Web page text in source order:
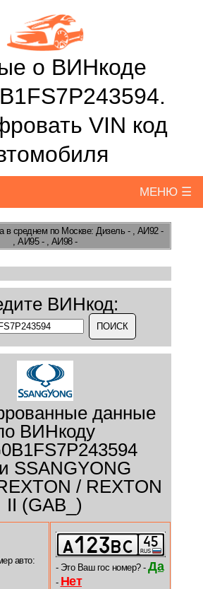
о ВИНкоде
VIN код
МЕНЮ ☰
в среднем по Москве: Дизель - , АИ92 -
, АИ95 - , АИ98 -
ВИНкод:
данные
ВИНкоду
SSANGYONG
/ REXTON
II (GAB_)
авто:
- Это Ваш гос номер? - Да
- Нет